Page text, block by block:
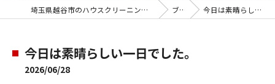
埼玉県越谷市のハウスクリーニングならおそうじ革命越谷大袋店 ブログ 今日は素晴らしい一日でした。
今日は素晴らしい一日でした。
2026/06/28